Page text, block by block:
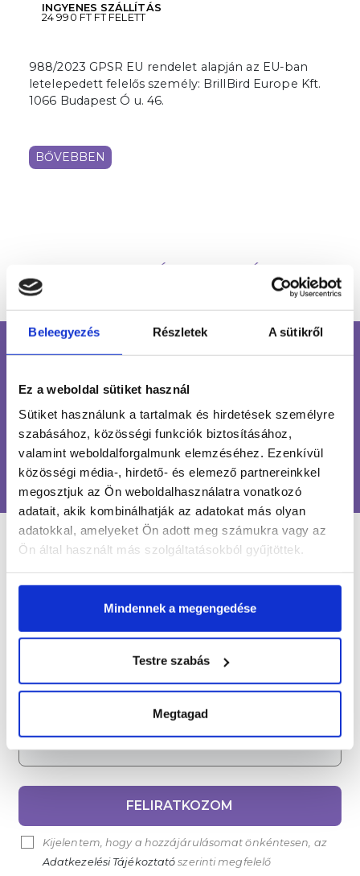
Beleegyezés Részletek A sütikről
Ez a weboldal sütiket használ
Sütiket használunk a tartalmak és hirdetések személyre
szabásához, közösségi funkciók biztosításához,
valamint weboldalforgalmunk elemzéséhez. Ezenkívül
közösségi média-, hirdető- és elemező partnereinkkel
megosztjuk az Ön weboldalhasználatra vonatkozó
adatait, akik kombinálhatják az adatokat más olyan
adatokkal, amelyeket Ön adott meg számukra vagy az
Ön által használt más szolgáltatásokból gyűjtöttek.
Mindennek a megengedése
Testre szabás
Megtagad
INGYENES SZÁLLÍTÁS
24 990 FT FT FELETT
988/2023 GPSR EU rendelet alapján az EU-ban
letelepedett felelős személy: BrillBird Europe Kft.
1066 Budapest Ó u. 46.
BŐVEBBEN
HASONLÓ TERMÉKEK
INGYENES SZÁLLÍTÁS
ÜGYFÉLSZOLGÁLAT
100% BIZTONSÁGOS
ONLINE VÁSÁRLÁS
LÉGY NAPRAKÉSZ
Értesülj egy pillantás alatt a legújabb körmös
hírekről, kedvezményekről és újdonságokról!
Email cím*
FELIRATKOZOM
Kijelentem, hogy a hozzájárulásomat önkéntesen, az
Adatkezelési Tájékoztató szerinti megfelelő